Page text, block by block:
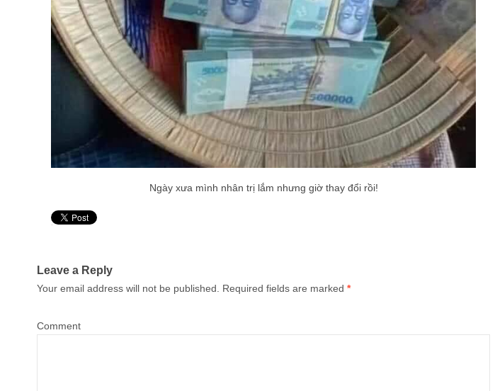
Ngày xưa mình nhân trị lắm nhưng giờ thay đổi rồi!
Leave a Reply
Your email address will not be published. Required fields are marked *
Comment